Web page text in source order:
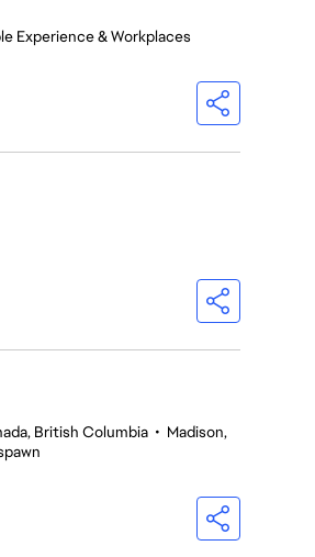
Experience & Workplaces
British Columbia • Madison,